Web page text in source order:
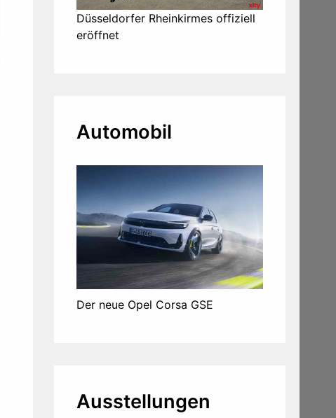
Düsseldorfer Rheinkirmes offiziell
eröffnet
Automobil
Der neue Opel Corsa GSE
Ausstellungen